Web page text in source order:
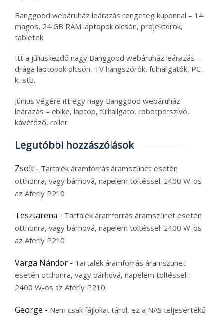
Banggood webáruház leárazás rengeteg kuponnal – 14
magos, 24 GB RAM laptopok olcsón, projektorok,
tabletek
Itt a júliuskezdő nagy Banggood webáruház leárazás –
drága laptopok olcsón, TV hangszórók, fülhallgatók, PC-
k, stb.
Június végére itt egy nagy Banggood webáruház
leárazás – ebike, laptop, fülhallgató, robotporszívó,
kávéfőző, roller
Legutóbbi hozzászólások
Zsolt - Tartalék áramforrás áramszünet esetén
otthonra, vagy bárhová, napelem töltéssel: 2400 W-os
az Aferiy P210
Tesztaréna - Tartalék áramforrás áramszünet esetén
otthonra, vagy bárhová, napelem töltéssel: 2400 W-os
az Aferiy P210
Varga Nándor - Tartalék áramforrás áramszünet
esetén otthonra, vagy bárhová, napelem töltéssel:
2400 W-os az Aferiy P210
George - Nem csak fájlokat tárol, ez a NAS teljesértékű